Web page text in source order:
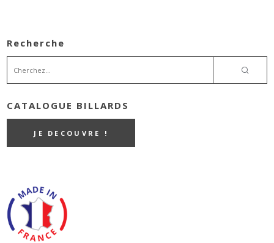
Recherche
CATALOGUE BILLARDS
JE DECOUVRE !